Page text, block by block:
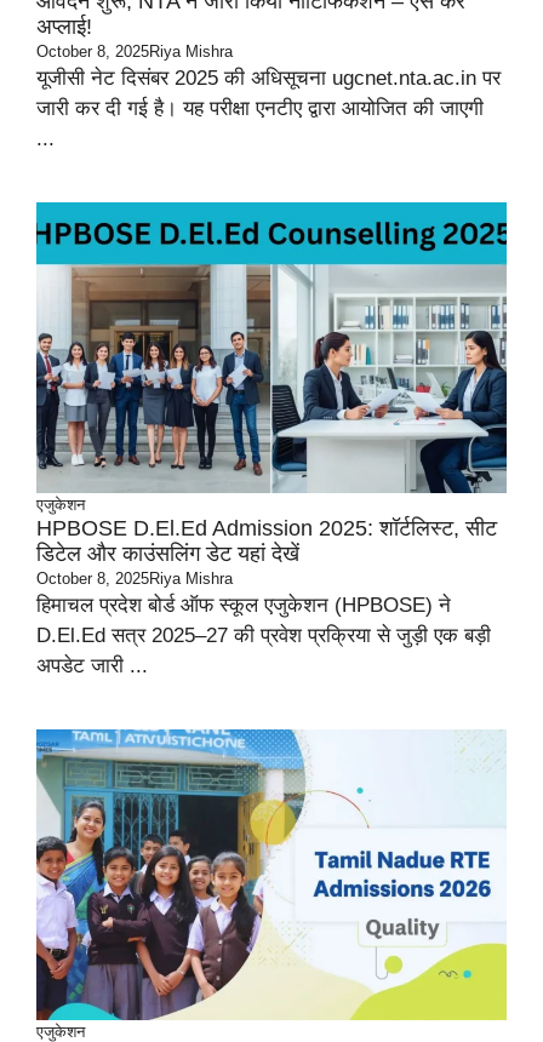
अप्लाई!
October 8, 2025Riya Mishra
यूजीसी नेट दिसंबर 2025 की अधिसूचना ugcnet.nta.ac.in पर
जारी कर दी गई है। यह परीक्षा एनटीए द्वारा आयोजित की जाएगी
...
एजुकेशन
HPBOSE D.El.Ed Admission 2025: शॉर्टलिस्ट, सीट
डिटेल और काउंसलिंग डेट यहां देखें
October 8, 2025Riya Mishra
हिमाचल प्रदेश बोर्ड ऑफ स्कूल एजुकेशन (HPBOSE) ने
D.El.Ed सत्र 2025–27 की प्रवेश प्रक्रिया से जुड़ी एक बड़ी
अपडेट जारी ...
एजुकेशन